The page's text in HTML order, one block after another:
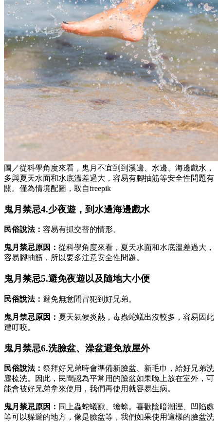
圖／從科學角度來看，鬼月不宜到到溪邊、水邊、海邊戲水，
多與夏天水面和水底溫差過大，容易有腳抽筋等安全性問題有
關。僅為情境配圖，取自freepik
鬼月禁忌4.少夜遊，到水邊海邊戲水
民俗說法： 容易有抓交替的情形。
鬼月禁忌原因： 從科學角度來看，夏天水面和水底溫差過大，
容易腳抽筋，所以要多注意安全性問題。
鬼月禁忌5.避免夜遊以及隨地大小便
民俗說法： 避免無意間冒犯到好兄弟。
鬼月禁忌原因： 夏天氣候炎熱，毒蟲蛇蟻出沒較多，容易因此
遭叮咬。
鬼月禁忌6.洗臉盆、澡盆避免放屋外
民俗說法： 祭拜好兄弟時會準備新臉盆、新毛巾，給好兄弟洗
塵梳洗。因此，民間認為平常用的臉盆如果晚上放在室外，可
能會被好兄弟拿來使用，我們再使用就容易生病。
鬼月禁忌原因： 同上蟲蛇蟻獸、蟾蜍。喜歡陰暗潮溼、凹陷處
等可以躲避的地方，像是臉盆等，我們如果使用這樣的臉盆洗